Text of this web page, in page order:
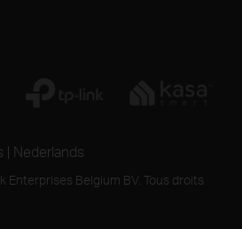
Enterprises Belgium BV. Tous droits
| Nederlands